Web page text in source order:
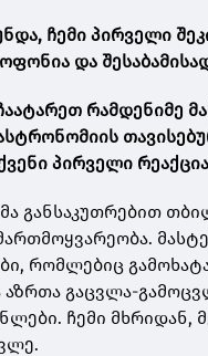
ჩემი პირველი
და
რამდენიმე
პირველი
განსაკუთრებით
რომლებიც
აზრთა გაცვლა-
ჩემი მხრიდან,